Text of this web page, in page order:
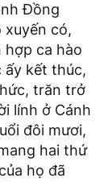
Đồng
xuyến có,
hợp ca hào
ấy kết thúc,
trăn trở
lính ở Cánh
đôi mươi,
hai thứ
họ đã